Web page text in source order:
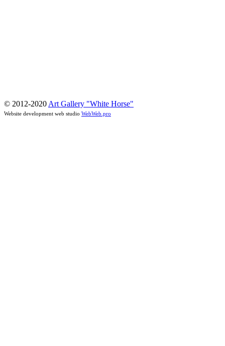
© 2012-2020Art Gallery "White Horse"
Website development web studio WebWeb.pro